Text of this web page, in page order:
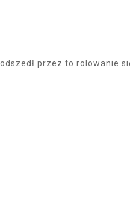
przez to rolowanie